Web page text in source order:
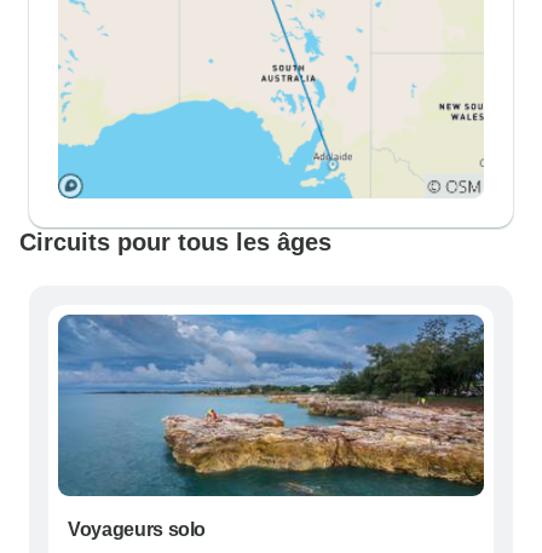
Circuits pour tous les âges
Voyageurs solo